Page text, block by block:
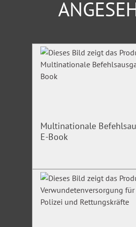
Produktgalerie überspringen
Multinationale
E-Book